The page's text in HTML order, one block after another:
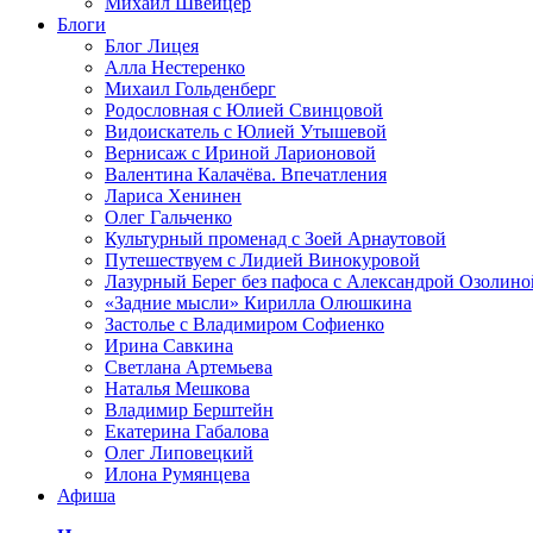
Блоги
Блог Лицея
Алла Нестеренко
Михаил Гольденберг
Родословная с Юлией Свинцовой
Видоискатель с Юлией Утышевой
Вернисаж с Ириной Ларионовой
Валентина Калачёва. Впечатления
Лариса Хенинен
Олег Гальченко
Культурный променад с Зоей Арнаутовой
Путешествуем с Лидией Винокуровой
Лазурный Берег без пафоса с Александрой
«Задние мысли» Кирилла Олюшкина
Застолье с Владимиром Софиенко
Ирина Савкина
Светлана Артемьева
Наталья Мешкова
Владимир Берштейн
Екатерина Габалова
Олег Липовецкий
Илона Румянцева
Афиша